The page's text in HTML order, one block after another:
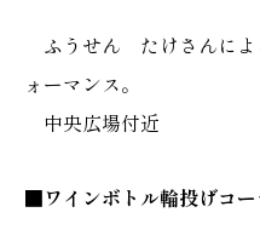
ふうせん たけさんによ
ォーマンス。
中央広場付近
■ワインボトル輪投げコー